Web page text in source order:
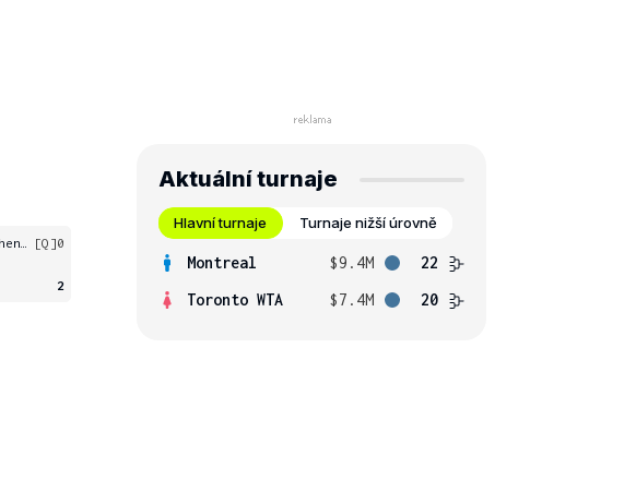
[Q]0
2
Aktuální turnaje
Hlavní turnaje Turnaje nižší úrovně
Montreal $9.4M
22
Toronto WTA
$7.4M 20